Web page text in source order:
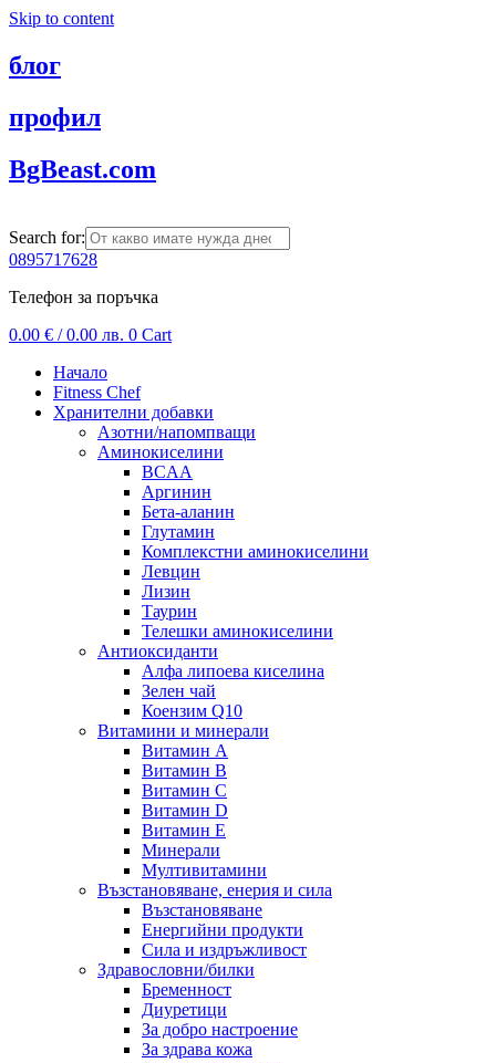
Skip to content
блог
профил
BgBeast.com
Search for:
0895717628
Телефон за поръчка
0.00 € / 0.00 лв. 0 Cart
Начало
Fitness Chef
Хранителни добавки
Азотни/напомпващи
Аминокиселини
BCAA
Аргинин
Бета-аланин
Глутамин
Комплекстни аминокиселини
Левцин
Лизин
Таурин
Телешки аминокиселини
Антиоксиданти
Алфа липоева киселина
Зелен чай
Коензим Q10
Витамини и минерали
Витамин А
Витамин B
Витамин C
Витамин D
Витамин E
Минерали
Мултивитамини
Възстановяване, енерия и сила
Възстановяване
Енергийни продукти
Сила и издръжливост
Здравословни/билки
Бременност
Диуретици
За добро настроение
За здрава кожа